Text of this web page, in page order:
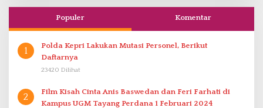
Populer Komentar
1
Polda Kepri Lakukan Mutasi Personel, Berikut
Daftarnya
23420 Dilihat
2
Film Kisah Cinta Anis Baswedan dan Feri Farhati di
Kampus UGM Tayang Perdana 1 Februari 2024